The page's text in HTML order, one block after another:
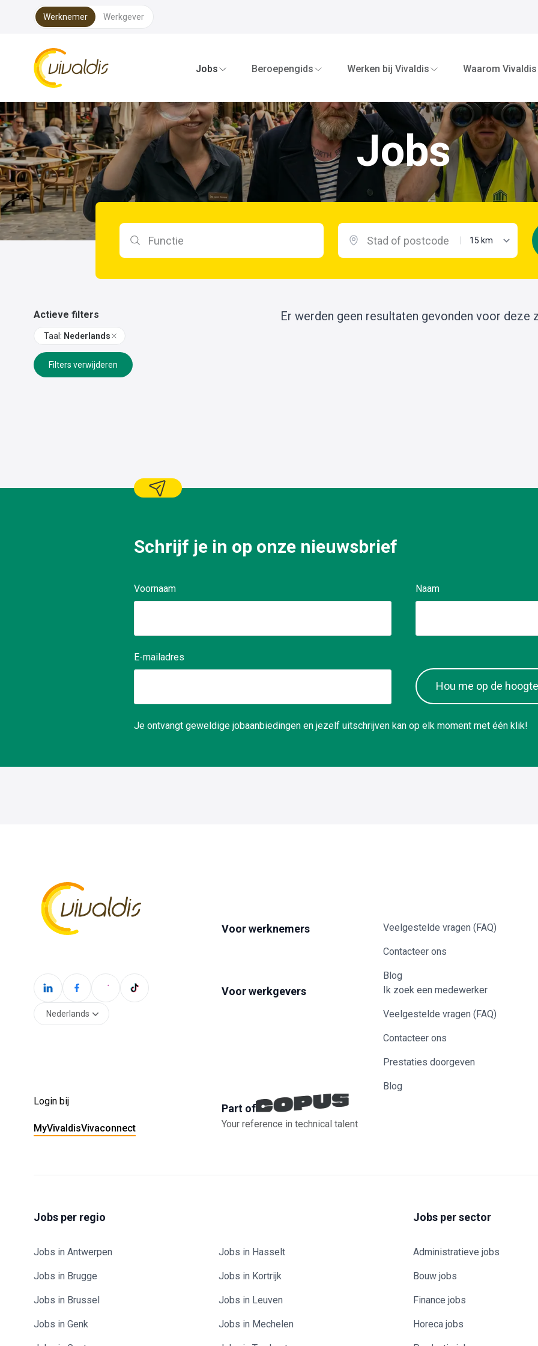
Werknemer Werkgever
Vivaldis Interim
Jobs
Beroepengids Werken bij Vivaldis Waarom Vivaldis
Jobs
Zoeken op functie maximale afstand
Actieve filters
Taal : Nederlands
Filters verwijderen
Er werden geen resultaten gevonden voor deze
Schrijf je in op onze nieuwsbrief
Voornaam Naam
E-mailadres
Hou me op de hoogte
Je ontvangt geweldige jobaanbiedingen en jezelf uitschrijven kan op elk moment met één klik!
Nederlands
Login bij
MyVivaldisVivaconnect
Voor werknemers Veelgestelde vragen (FAQ)
Contacteer ons
Blog
Voor werkgevers Ik zoek een medewerker
Veelgestelde vragen (FAQ)
Contacteer ons
Prestaties doorgeven
Blog
Part of
Your reference in technical talent
Jobs per regio
Jobs in Antwerpen
Jobs in Brugge
Jobs in Brussel
Jobs in Genk
Jobs in Hasselt
Jobs in Kortrijk
Jobs in Leuven
Jobs in Mechelen
Jobs per sector
Administratieve jobs
Bouw jobs
Finance jobs
Horeca jobs